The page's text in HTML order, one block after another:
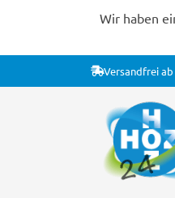
Wir haben
Versandfrei ab